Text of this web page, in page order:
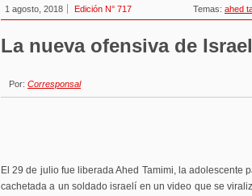
1 agosto, 2018 Edición N° 717 Temas: ahed
La nueva ofensiva de Israel
Por: Corresponsal
El 29 de julio fue liberada Ahed Tamimi, la adolescente
cachetada a un soldado israelí en un video que se